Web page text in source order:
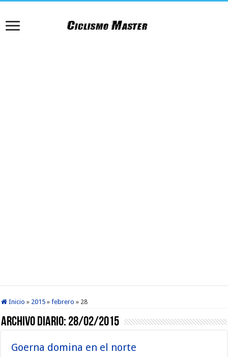
Inicio » 2015 » febrero » 28
Archivo diario: 28/02/2015
Goerna domina en el norte